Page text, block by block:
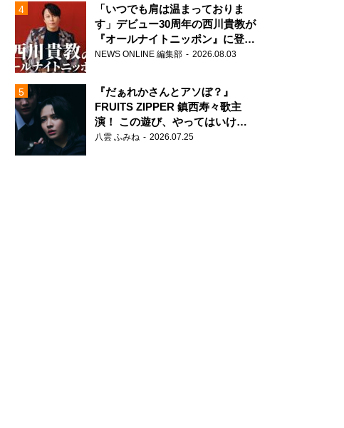
「いつでも肩は温まっておりま
す」デビュー30周年の西川貴教が
『オールナイトニッポン』に登
場！
NEWS ONLINE 編集部 2026.08.03
『だぁれかさんとアソぼ？』
FRUITS ZIPPER 鎮西寿々歌主
演！ この遊び、やってはいけま
せん。
八雲 ふみね 2026.07.25